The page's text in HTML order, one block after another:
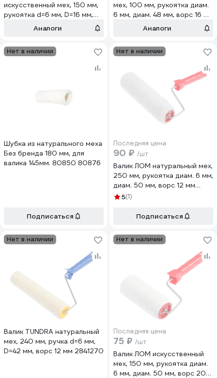
искусственный мех, 150 мм,
рукоятка d=6 мм, D=16 мм,
ворс 16 мм 9950579
Аналоги
мех, 100 мм, рукоятка диам.
6 мм, диам. 48 мм, ворс 16 мм
Аналоги
Нет в наличии
Шубка из натурального меха
Без бренда 180 мм, для
валика 145мм. 80850 80876
Подписаться
Нет в наличии
Последняя цена
90 ₽ /шт
Валик ЛОМ натуральный мех,
250 мм, рукоятка диам. 6 мм,
диам. 50 мм, ворс 12 мм
7856695
5(1)
Подписаться
Нет в наличии
Валик TUNDRA натуральный
мех, 240 мм, ручка d=6 мм,
D=42 мм, ворс 12 мм 2841270
Нет в наличии
Последняя цена
75 ₽ /шт
Валик ЛОМ искусственный
мех, 150 мм, рукоятка диам.
6 мм, диам. 50 мм, ворс 20